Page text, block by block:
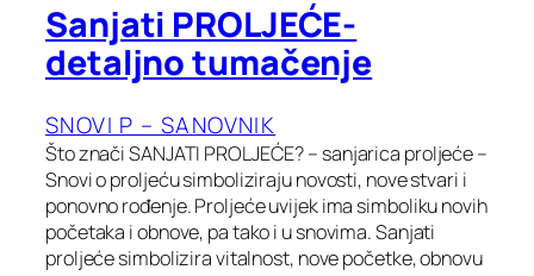
Sanjati PROLJEĆE-
detaljno tumačenje
SNOVI P – SANOVNIK
Što znači SANJATI PROLJEĆE? – sanjarica proljeće –
Snovi o proljeću simboliziraju novosti, nove stvari i
ponovno rođenje. Proljeće uvijek ima simboliku novih
početaka i obnove, pa tako i u snovima. Sanjati
proljeće simbolizira vitalnost, nove početke, obnovu